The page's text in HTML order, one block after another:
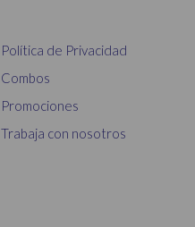
Política de Privacidad
Combos
Promociones
Trabaja con nosotros